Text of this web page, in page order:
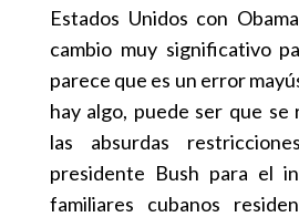
Estados Unidos con
cambio muy significativo
parece que es un error
hay algo, puede ser que se
las absurdas
presidente Bush para el
familiares cubanos